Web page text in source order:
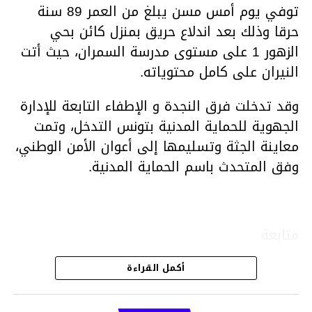
توفي يوم أمس مسن يبلغ من العمر 89 سنة
حرقا وذلك بعد اندلاع حريق بمنزل كائن بحي
الزهور 1 على مستوى مدرسة السمران، حيث أتت
النيران على كامل محتوياته.
وقد تدخلت فرق النجدة و الإطفاء التابعة للإدارة
الجهوية للحماية المدنية بتونس التدخل، وتمت
معاينة الجثة وتسليمها إلى أعوان الأمن الوطني،
وفق المتحدث باسم الحماية المدنية.
قسم الاخبار
أكمل القراءة